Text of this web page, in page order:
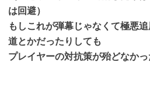
は回避）
もしこれが弾幕じゃなくて極悪
道とかだったりしても
プレイヤーの対抗策が殆どなか